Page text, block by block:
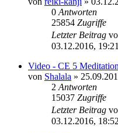
0 Antworten
25854 Zugriffe
Letzter Beitrag
03.12.2016, 19:21
Video - CE 5
von Shalala »
2 Antworten
15037 Zugriffe
Letzter Beitrag
03.12.2016, 18:52